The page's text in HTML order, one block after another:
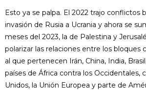
Esto ya se palpa. El 2022 trajo conflictos
invasión de Rusia a Ucrania y ahora se
meses del 2023, la de Palestina y
polarizar las relaciones entre los bloques
al que pertenecen Irán, China, India,
países de África contra los Occidentales,
Unidos, la Unión Europea y parte de